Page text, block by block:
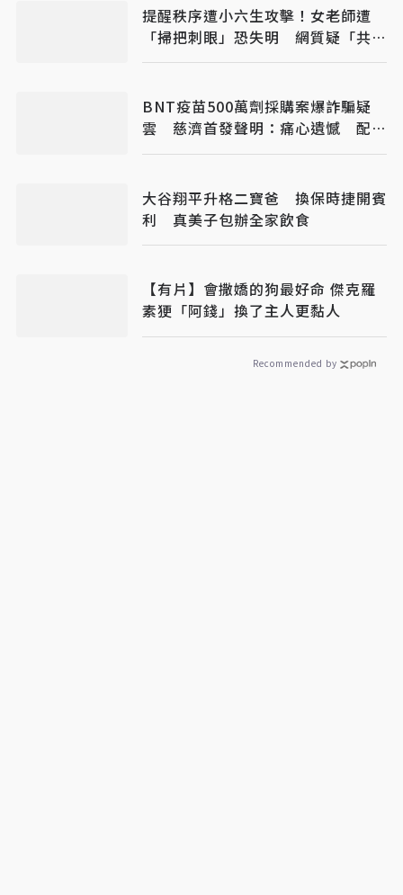
提醒秩序遭小六生攻擊！女老師遭
「掃把刺眼」恐失明 網質疑「共融
教育」
BNT疫苗500萬劑採購案爆詐騙疑
雲 慈濟首發聲明：痛心遺憾 配合
司法將追究權益
大谷翔平升格二寶爸 換保時捷開賓
利 真美子包辦全家飲食
【有片】會撒嬌的狗最好命 傑克羅
素㹴「阿錢」換了主人更黏人
Recommended by